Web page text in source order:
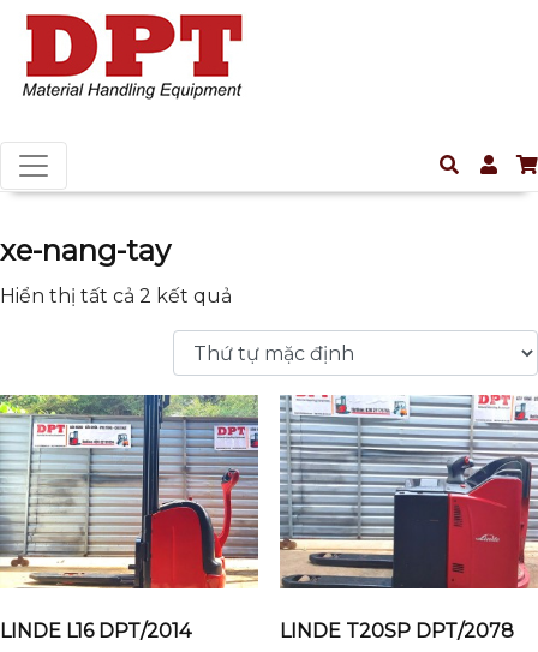
xe-nang-tay
Hiển thị tất cả 2 kết quả
LINDE L16 DPT/2014 LINDE T20SP DPT/2078